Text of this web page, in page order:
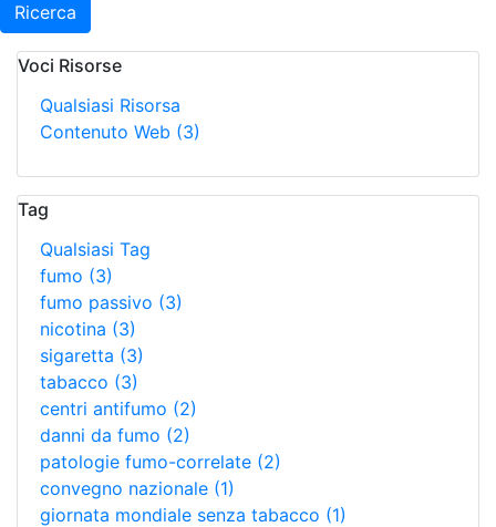
Ricerca
Voci Risorse
Qualsiasi Risorsa
Contenuto Web (3)
Tag
Qualsiasi Tag
fumo (3)
fumo passivo (3)
nicotina (3)
sigaretta (3)
tabacco (3)
centri antifumo (2)
danni da fumo (2)
patologie fumo-correlate (2)
convegno nazionale (1)
giornata mondiale senza tabacco (1)